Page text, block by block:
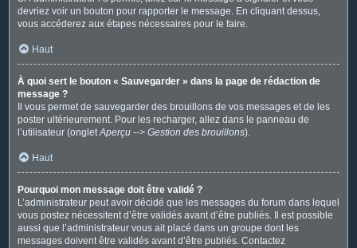
devriez voir un bouton pour rapporter le message. En cliquant dessus,
vous accéderez aux étapes nécessaires pour le faire.
Haut
À quoi sert le bouton « Sauvegarder » dans la page de rédaction de
message ?
Il vous permet de sauvegarder des brouillons de vos messages et de les
poster ultérieurement. Pour les recharger, allez dans le panneau de
l’utilisateur (ongletAperçu --> Gestion des brouillons).
Haut
Pourquoi mon message doit être validé ?
L’administrateur peut avoir décidé que les messages du forum dans lequel
vous postez nécessitent d’être validés avant d’être publiés. Il est possible
aussi que l’administrateur vous ait placé dans un groupe dont les
messages doivent être validés avant d’être publiés. Contactez